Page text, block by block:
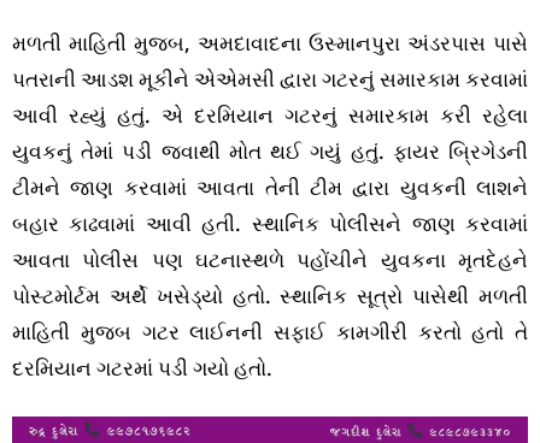
મળતી માહિતી મુજબ, અમદાવાદના ઉસ્માનપુરા અંડરપાસ પાસે
પતરાની આડશ મૂકીને એએમસી દ્વારા ગટરનું સમારકામ કરવામાં
આવી રહ્યું હતું. એ દરમિયાન ગટરનું સમારકામ કરી રહેલા
યુવકનું તેમાં પડી જવાથી મોત થઈ ગયું હતું. ફાયર બ્રિગેડની
ટીમને જાણ કરવામાં આવતા તેની ટીમ દ્વારા યુવકની લાશને
બહાર કાઢવામાં આવી હતી. સ્થાનિક પોલીસને જાણ કરવામાં
આવતા પોલીસ પણ ઘટનાસ્થળે પહોંચીને યુવકના મૃતદેહને
પોસ્ટમોર્ટમ અર્થે ખસેડ્યો હતો. સ્થાનિક સૂત્રો પાસેથી મળતી
માહિતી મુજબ ગટર લાઈનની સફાઈ કામગીરી કરતો હતો તે
દરમિયાન ગટરમાં પડી ગયો હતો.